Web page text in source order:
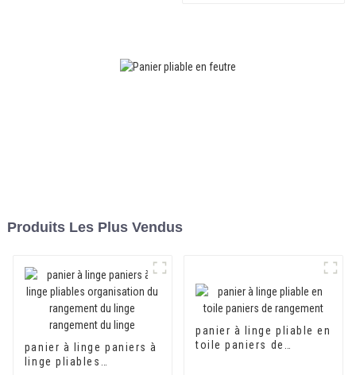
Produits Les Plus Vendus
panier à linge paniers à
linge pliables
panier à linge pliable en
toile paniers de